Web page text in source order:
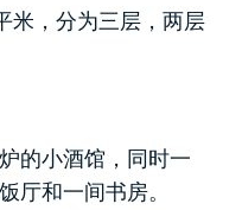
米，分为三层，两层
的小酒馆，同时一
厅和一间书房。